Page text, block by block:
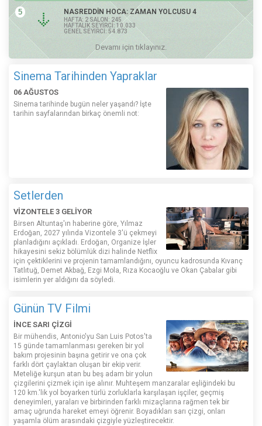
5 NASREDDİN HOCA: ZAMAN YOLCUSU 4
HAFTA: 2 SALON: 245
HAFTALIK SEYİRCİ: 10.033
GENEL SEYİRCİ: 54.873
Devamı için tıklayınız.
Sinema Tarihinden Yapraklar
06 AĞUSTOS
Sinema tarihinde bugün neler yaşandı? İşte
tarihin sayfalarından birkaç önemli not:
Setlerden
VİZONTELE 3 GELİYOR
Birsen Altuntaş'ın haberine göre, Yılmaz
Erdoğan, 2027 yılında Vizontele 3'ü çekmeyi
planladığını açıkladı. Erdoğan, Organize İşler
hikayesini sekiz bölümlük dizi halinde Netflix
için çektiklerini ve projenin tamamlandığını, oyuncu kadrosunda Kıvanç
Tatlıtuğ, Demet Akbağ, Ezgi Mola, Rıza Kocaoğlu ve Okan Çabalar gibi
isimlerin yer aldığını da söyledi.
Günün TV Filmi
İNCE SARI ÇİZGİ
Bir mühendis, Antonio'yu San Luis Potos'ta
15 günde tamamlanması gereken bir yol
bakım projesinin başına getirir ve ona çok
farklı dört çaylaktan oluşan bir ekip verir.
Meteliğe kurşun atan bu beş adam bir yolun
çizgilerini çizmek için işe alınır. Muhteşem manzaralar eşliğindeki bu
120 km.'lik yol boyarken türlü zorluklarla karşılaşan işçiler, geçmiş
deneyimleri, yaraları ve birbirinden farklı mizaçlarına rağmen tek bir
amaç uğrunda hareket emeyi öğrenir. Boyadıkları sarı çizgi, onları
yaşamla ölüm arasındaki çizgiyle yüzleştirecektir.